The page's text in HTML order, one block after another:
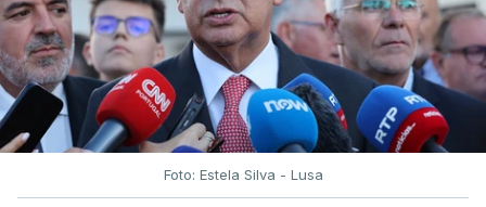
Foto: Estela Silva - Lusa